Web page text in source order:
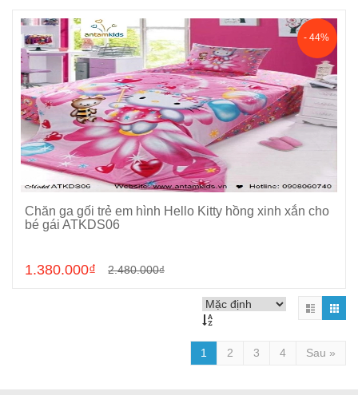
Chọn sản phẩm
- 44%
Chăn ga gối trẻ em hình Hello Kitty hồng xinh xắn cho
bé gái ATKDS06
1.380.000₫ 2.480.000₫
1 2 3 4 Sau »